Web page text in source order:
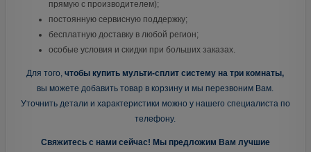
прямую с производителем);
постоянную сервисную поддержку;
бесплатную доставку в любой регион;
особые условия и скидки при больших заказах.
Для того,чтобы купить мульти-сплит систему на три комнаты,
вы можете добавить товар в корзину и мы перезвоним Вам.
Уточнить детали и характеристики можно у нашего специалиста по
телефону.
Свяжитесь с нами сейчас! Мы предложим Вам лучшие